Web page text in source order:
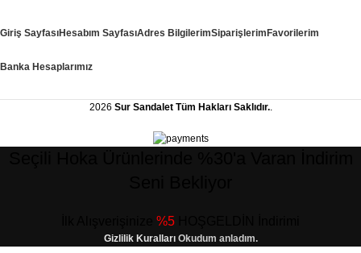
Giriş SayfasıHesabım SayfasıAdres BilgilerimSiparişlerimFavorilerim
Banka Hesaplarımız
2026 Sur Sandalet Tüm Hakları Saklıdır..
%5
Gizlilik KurallarıOkudum anladım.